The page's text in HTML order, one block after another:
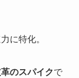
に特化。
のスパイクで